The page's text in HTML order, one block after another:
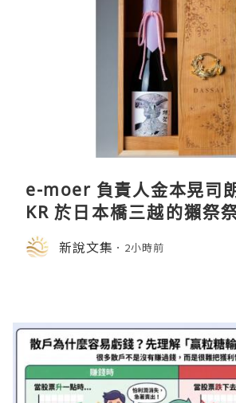
e-moer 負責人金本晃司
KR 於日本橋三越的獺祭
店中，與日伸貴金属的東
同參展新說文集 2小時前